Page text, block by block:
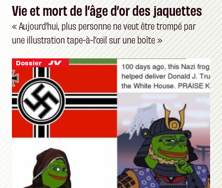
Vie et mort de l’âge d’or des jaquettes
« Aujourd’hui, plus personne ne veut être trompé par
une illustration tape-à-l’œil sur une boîte »
Dossier